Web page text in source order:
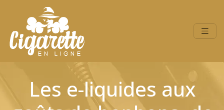
Les e-liquides aux